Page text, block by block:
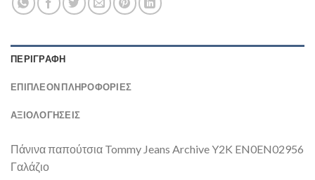
ΠΕΡΙΓΡΑΦΉ
ΕΠΙΠΛΈΟΝ ΠΛΗΡΟΦΟΡΊΕΣ
ΑΞΙΟΛΟΓΗΣΕΙΣ
Πάνινα παπούτσια Tommy Jeans Archive Y2K EN0EN02956
Γαλάζιο